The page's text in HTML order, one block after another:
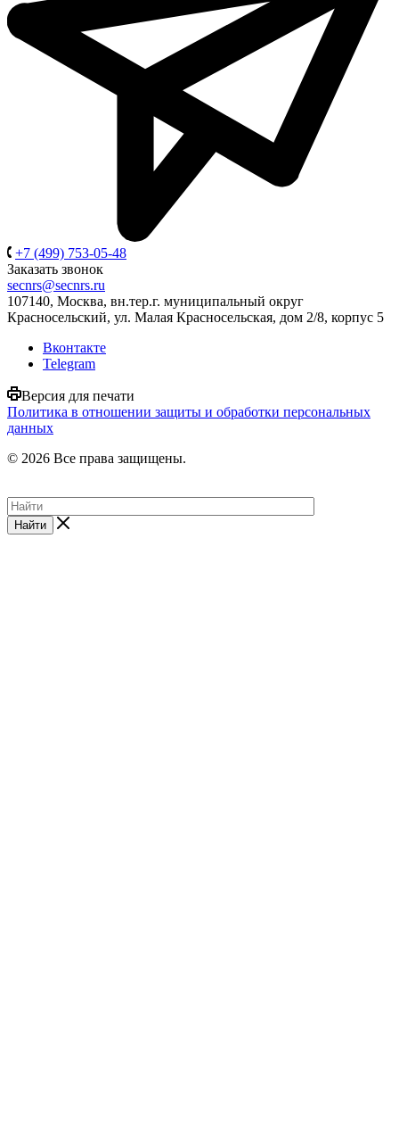
+7 (499) 753-05-48
Заказать звонок
secnrs@secnrs.ru
107140, Москва, вн.тер.г. муниципальный округ
Красносельский, ул. Малая Красносельская, дом 2/8, корпус 5
Вконтакте
Telegram
Версия для печати
Политика в отношении защиты и обработки персональных
данных
© 2026 Все права защищены.
Найти